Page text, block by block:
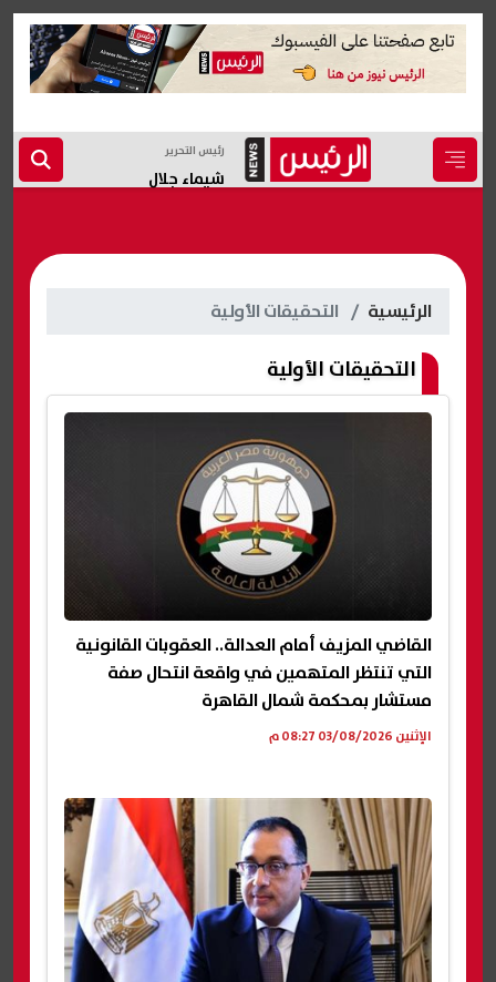
رئيس التحرير
شيماء جلال
الرئيسية التحقيقات الأولية
التحقيقات الأولية
القاضي المزيف أمام العدالة.. العقوبات القانونية
التي تنتظر المتهمين في واقعة انتحال صفة
مستشار بمحكمة شمال القاهرة
الإثنين 03/08/2026 08:27 م